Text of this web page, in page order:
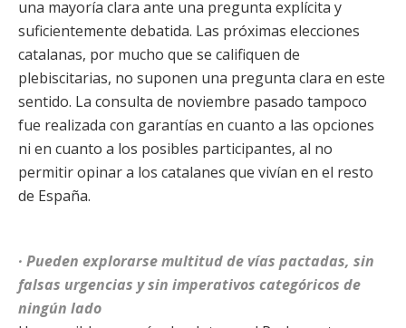
una mayoría clara ante una pregunta explícita y
suficientemente debatida. Las próximas elecciones
catalanas, por mucho que se califiquen de
plebiscitarias, no suponen una pregunta clara en este
sentido. La consulta de noviembre pasado tampoco
fue realizada con garantías en cuanto a las opciones
ni en cuanto a los posibles participantes, al no
permitir opinar a los catalanes que vivían en el resto
de España.
· Pueden explorarse multitud de vías pactadas, sin
falsas urgencias y sin imperativos categóricos de
ningún lado